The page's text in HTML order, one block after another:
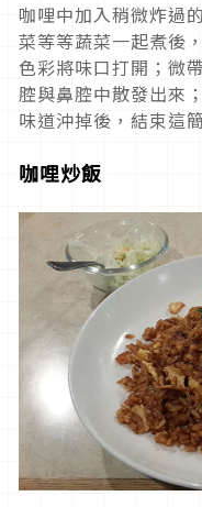
咖哩中加入稍微炸過
菜等等蔬菜一起煮後
色彩將味口打開；微
腔與鼻腔中散發出來
味道沖掉後，結束這
咖哩炒飯